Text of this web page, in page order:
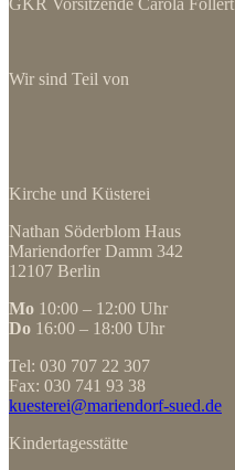
GKR Vorsitzende Carola Follert
Wir sind Teil von
Kirche und Küsterei
Nathan Söderblom Haus
Mariendorfer Damm 342
12107 Berlin
Mo 10:00 – 12:00 Uhr
Do 16:00 – 18:00 Uhr
Tel: 030 707 22 307
Fax: 030 741 93 38
kuesterei@mariendorf-sued.de
Kindertagesstätte